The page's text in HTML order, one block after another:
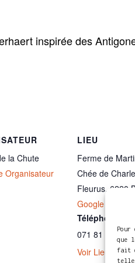
que
fait
inspirée des
la Chute
Organisateur
LIEU
Ferme de
Chée de
Fleurus, 6220
Google Map
Téléphone
071 81 63 32
Voir Lieu site